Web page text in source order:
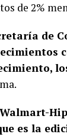
de 2%
de
Walmart-
es la